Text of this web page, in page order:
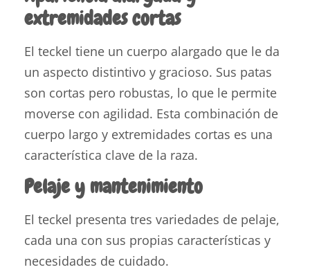
extremidades cortas
El teckel tiene un cuerpo alargado que le da
un aspecto distintivo y gracioso. Sus patas
son cortas pero robustas, lo que le permite
moverse con agilidad. Esta combinación de
cuerpo largo y extremidades cortas es una
característica clave de la raza.
Pelaje y mantenimiento
El teckel presenta tres variedades de pelaje,
cada una con sus propias características y
necesidades de cuidado.